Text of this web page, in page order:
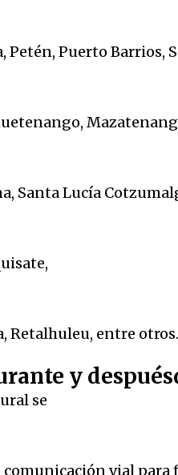
Petén, Puerto Barrios,
Santa Lucía
Retalhuleu, entre otros.
y
se
comunicación vial